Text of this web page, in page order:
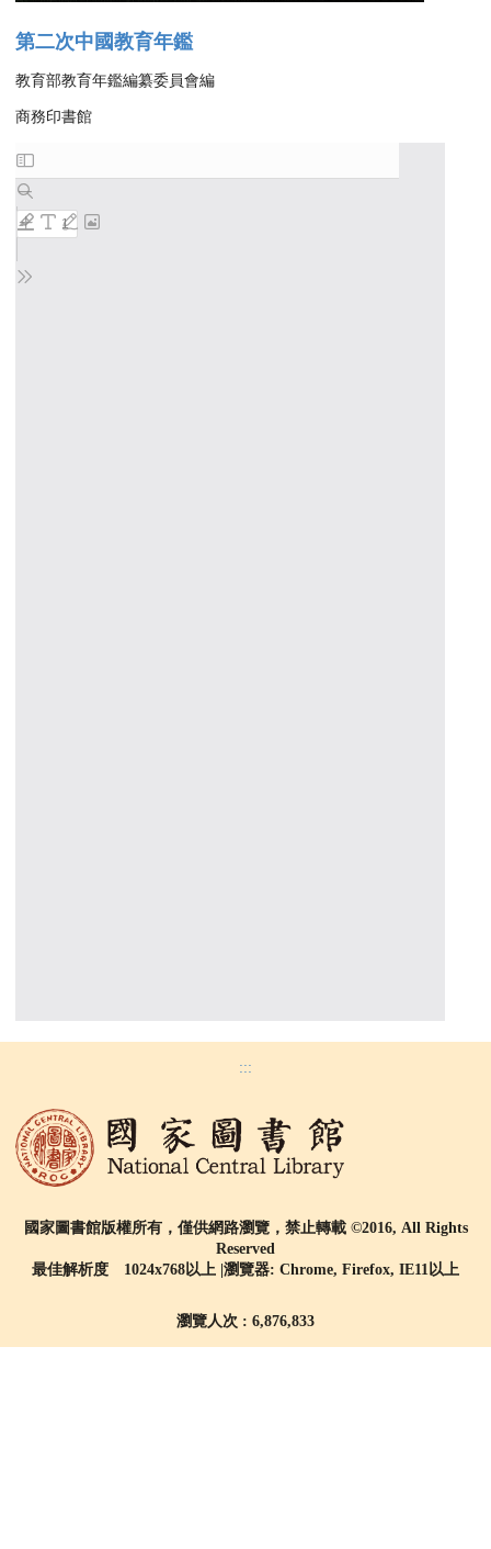
第二次中國教育年鑑
教育部教育年鑑編纂委員會編
商務印書館
:::
國家圖書館版權所有，僅供網路瀏覽，禁止轉載 ©2016, All Rights
Reserved
最佳解析度 1024x768以上 |瀏覽器: Chrome, Firefox, IE11以上
瀏覽人次 : 6,876,833